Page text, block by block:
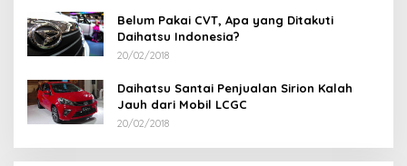
Belum Pakai CVT, Apa yang Ditakuti
Daihatsu Indonesia?
20/02/2018
Daihatsu Santai Penjualan Sirion Kalah
Jauh dari Mobil LCGC
20/02/2018